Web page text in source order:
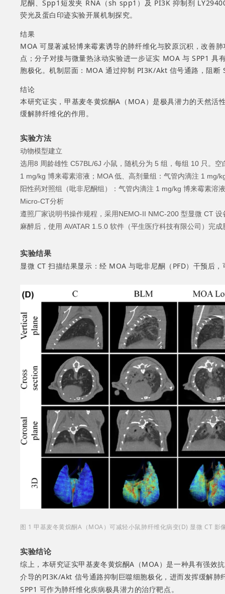
尼酮、Spp1短发夹 RNA（sh spp1）及 PI3K 抑制剂
荧光及蛋白印迹实验开展机制探究。
结果
MOA 可显著减轻博来霉素诱导的肺纤维化与胶原沉积，改善
点；分子对接与微量热泳动实验进一步证实 MOA 与 SPP1
胞极化。机制层面：MOA 通过抑制 PI3K/Akt 信号通路，阻
结论
本研究证实，甲基麦冬黄烷酮A（MOA）是极具潜力的天然
缓解肺纤维化的作用。
实验方法
动物模型建立
选用8 周龄雄性 C57BL/6J 小鼠，随机分为 5 组，每组 10 只。
1 mg/kg 博来霉素溶液；MOA 低、高剂量组：气管内滴注 1
阳性药对照组（吡非尼酮组）：气管内滴注 1 mg/kg 博来霉素溶
Micro-CT分析
遵照厂家说明书操作规程，采用NEMO‑II NMC‑200 型显微 CT
麻醉后，使用 AVATAR 1.5.0 软件（平生医疗科技有限公司）完
实验结果
显微 CT 扫描结果显示：经 MOA 与吡非尼酮（PFD）干预后
图 1 甲基麦冬黄烷酮A（MOA）可减轻小鼠肺纤维化病变(D) 显微 CT
实验结论
综上，本研究证实甲基麦冬黄烷酮A（MOA）是一种具有强效
介导的PI3K/Akt 信号通路抑制巨噬细胞极化，进而发挥缓解
SPP1 可作为肺纤维化疾病极具潜力的治疗靶点。